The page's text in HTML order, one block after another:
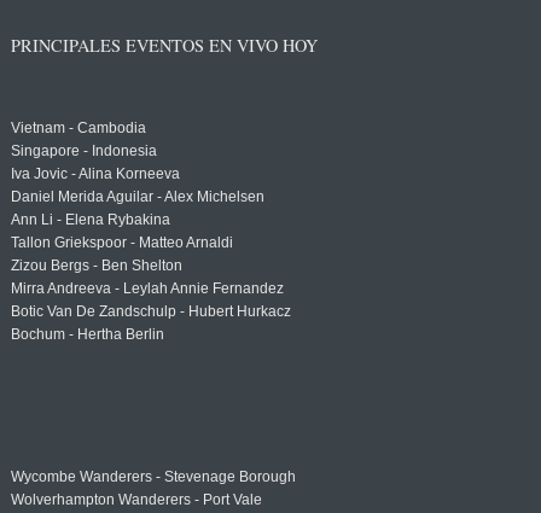
PRINCIPALES EVENTOS EN VIVO HOY
Vietnam - Cambodia
Singapore - Indonesia
Iva Jovic - Alina Korneeva
Daniel Merida Aguilar - Alex Michelsen
Ann Li - Elena Rybakina
Tallon Griekspoor - Matteo Arnaldi
Zizou Bergs - Ben Shelton
Mirra Andreeva - Leylah Annie Fernandez
Botic Van De Zandschulp - Hubert Hurkacz
Bochum - Hertha Berlin
Wycombe Wanderers - Stevenage Borough
Wolverhampton Wanderers - Port Vale